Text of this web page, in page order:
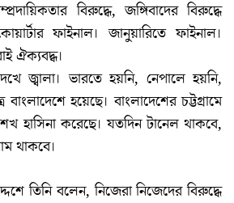
বিরুদ্ধে, জঙ্গিবাদের বিরুদ্ধে
ফাইনাল। জানুয়ারিতে ফাইনাল।
ঐক্যবদ্ধ।
জ্বালা। ভারতে হয়নি, নেপালে হয়নি,
বাংলাদেশে হয়েছে। বাংলাদেশের চট্টগ্রামে
হাসিনা করেছে। যতদিন টানেল থাকবে,
থাকবে।
তিনি বলেন, নিজেরা নিজেদের বিরুদ্ধে